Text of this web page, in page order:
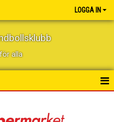
LOGGA IN
alla